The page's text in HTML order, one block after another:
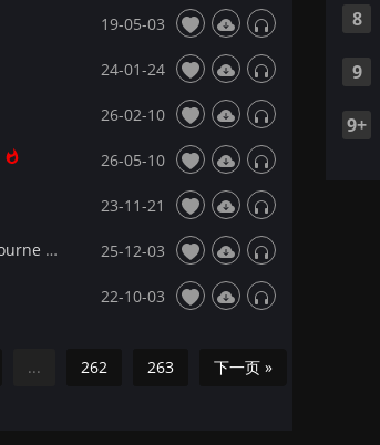
19-05-03
24-01-24
26-02-10
26-05-10
23-11-21
【172Mix独家】Disney&Shakira - Zoo疯狂动物城2(Dj十三 Melbourne Mix) 25-12-03
22-10-03
... 262 263 下一页 »
8
9
9+